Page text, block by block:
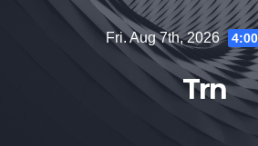
Fri. Aug 7th, 2026
Trn